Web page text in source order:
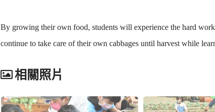
By growing their own food, students will experience the hard
continue to take care of their own cabbages until harvest while
相關照片